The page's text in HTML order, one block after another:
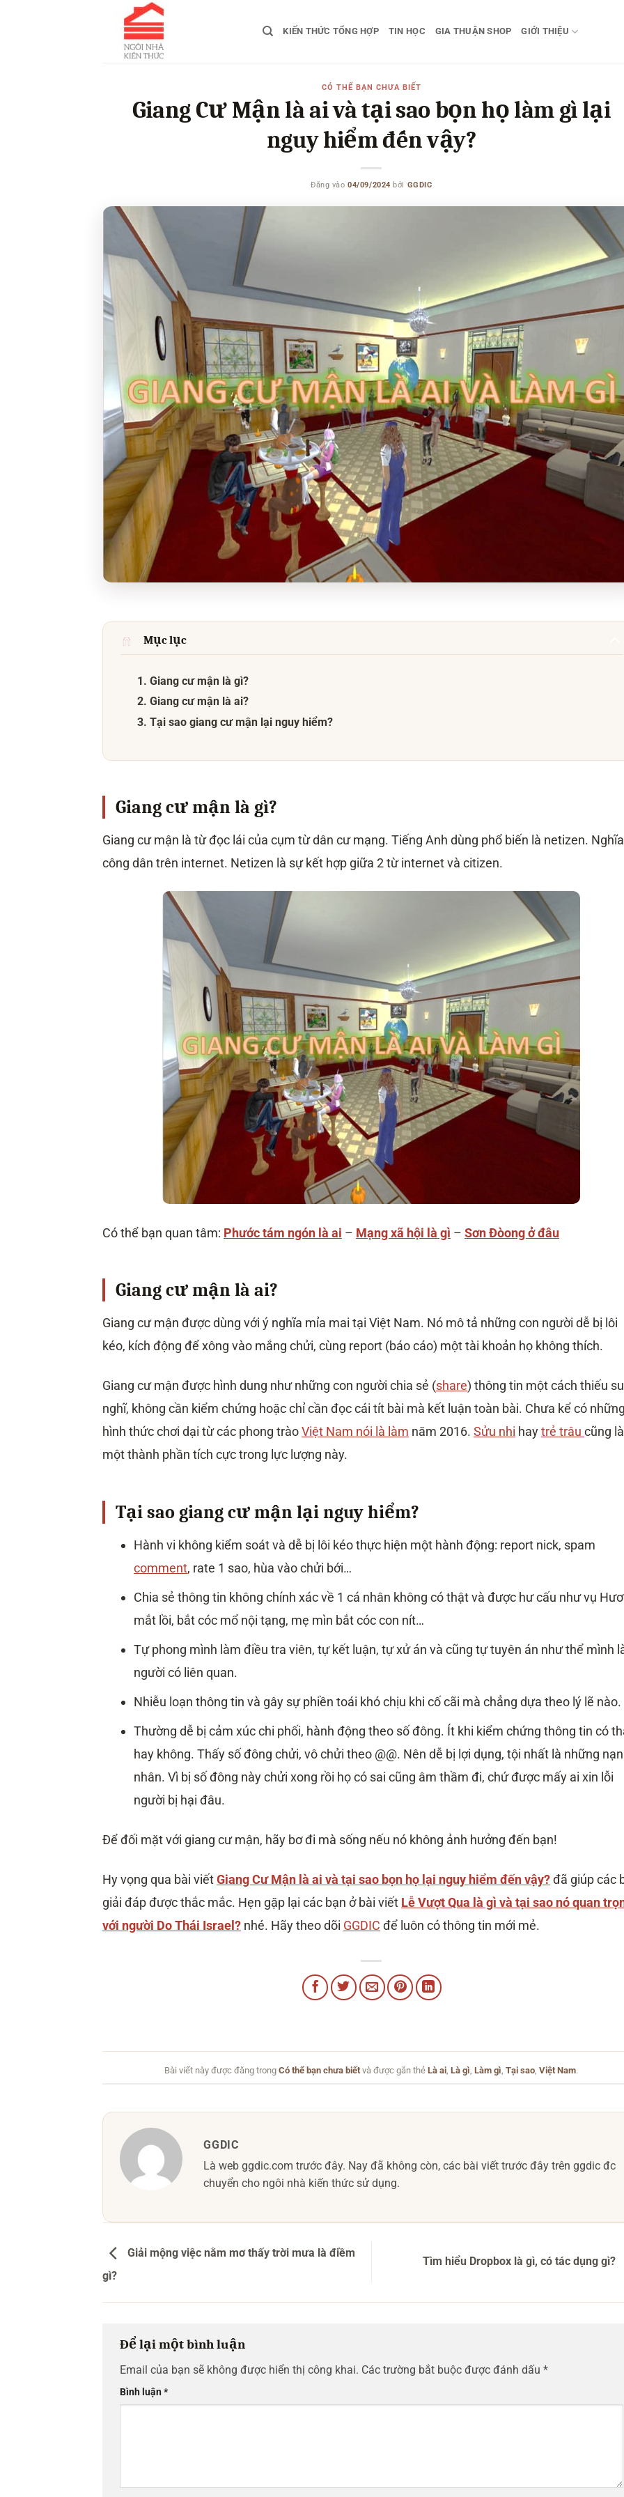
KIẾN THỨC TỔNG HỢP TIN HỌC GIA THUẬN SHOP GIỚI THIỆU
CÓ THỂ BẠN CHƯA BIẾT
Giang Cư Mận là ai và tại sao bọn họ làm gì lại
nguy hiểm đến vậy?
Đăng vào04/09/2024 bởi GGDIC
Mục lục
1. Giang cư mận là gì?
2. Giang cư mận là ai?
3. Tại sao giang cư mận lại nguy hiểm?
Giang cư mận là gì?
Giang cư mận là từ đọc lái của cụm từ dân cư mạng. Tiếng Anh dùng phổ biến là netizen.
công dân trên internet. Netizen là sự kết hợp giữa 2 từ internet và citizen.
Có thể bạn quan tâm: Phước tám ngón là ai – Mạng xã hội là gì – Sơn Đòong ở đâu
Giang cư mận là ai?
Giang cư mận được dùng với ý nghĩa mỉa mai tại Việt Nam. Nó mô tả những con người dễ bị lôi
kéo, kích động để xông vào mắng chửi, cùng report (báo cáo) một tài khoản họ không thích.
Giang cư mận được hình dung như những con người chia sẻ (share) thông tin một cách thiếu
nghĩ, không cần kiểm chứng hoặc chỉ cần đọc cái tít bài mà kết luận toàn bài. Chưa kể có
hình thức chơi dại từ các phong tràoViệt Nam nói là làm năm 2016. Sửu nhi haytrẻ trâu cũng là
một thành phần tích cực trong lực lượng này.
Tại sao giang cư mận lại nguy hiểm?
Hành vi không kiểm soát và dễ bị lôi kéo thực hiện một hành động: report nick, spam
comment, rate 1 sao, hùa vào chửi bới…
Chia sẻ thông tin không chính xác về 1 cá nhân không có thật và được hư cấu như vụ
mắt lồi, bắt cóc mổ nội tạng, mẹ mìn bắt cóc con nít…
Tự phong mình làm điều tra viên, tự kết luận, tự xử án và cũng tự tuyên án như thể mình
người có liên quan.
Nhiễu loạn thông tin và gây sự phiền toái khó chịu khi cố cãi mà chẳng dựa theo lý lẽ nào.
Thường dễ bị cảm xúc chi phối, hành động theo số đông. Ít khi kiểm chứng thông tin có
hay không. Thấy số đông chửi, vô chửi theo @@. Nên dễ bị lợi dụng, tội nhất là những nạn
nhân. Vì bị số đông này chửi xong rồi họ có sai cũng âm thầm đi, chứ được mấy ai xin lỗi
người bị hại đâu.
Để đối mặt với giang cư mận, hãy bơ đi mà sống nếu nó không ảnh hưởng đến bạn!
Hy vọng qua bài viếtGiang Cư Mận là ai và tại sao bọn họ lại nguy hiểm đến vậy?đã giúp các
giải đáp được thắc mắc. Hẹn gặp lại các bạn ở bài viết Lễ Vượt Qua là gì và tại sao nó quan
với người Do Thái Israel? nhé. Hãy theo dõi GGDIC để luôn có thông tin mới mẻ.
Bài viết này được đăng trongCó thể bạn chưa biếtvà được gắn thẻLà ai,Là gì,Làm gì,Tại sao,Việt Nam.
GGDIC
Là web ggdic.com trước đây. Nay đã không còn, các bài viết trước đây trên ggdic đc
chuyển cho ngôi nhà kiến thức sử dụng.
Giải mộng việc nằm mơ thấy trời mưa là điềm
gì?
Tìm hiểu Dropbox là gì, có tác dụng gì?
Để lại một bình luận
Email của bạn sẽ không được hiển thị công khai. Các trường bắt buộc được đánh dấu *
Bình luận*